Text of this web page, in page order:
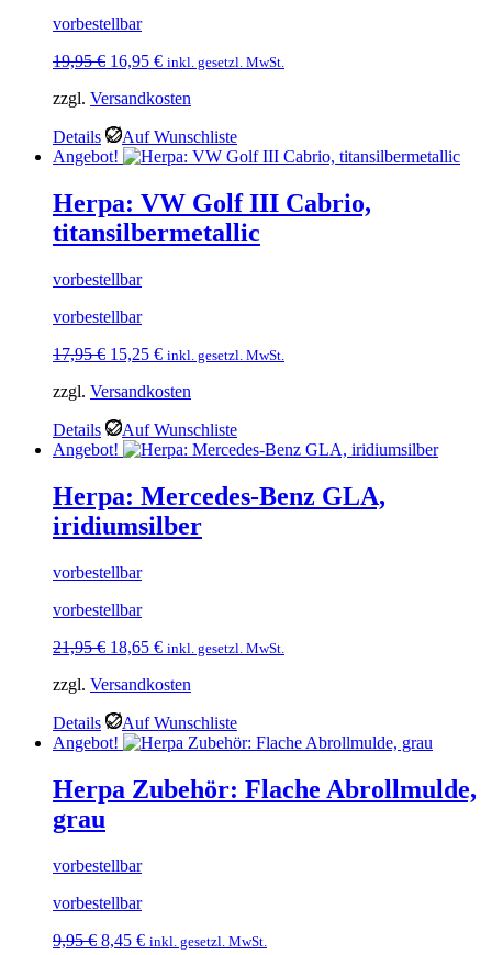
vorbestellbar
19,95€ Ursprünglicher
war:
16,95 €Aktueller
ist:
inkl. gesetzl. MwSt.
zzgl. Versandkosten
Details
Auf Wunschliste
Angebot!
Herpa: VW Golf III Cabrio,
titansilbermetallic
vorbestellbar
vorbestellbar
17,95€ Ursprünglicher
war:
15,25 €Aktueller
ist:
inkl. gesetzl. MwSt.
zzgl. Versandkosten
Details
Auf Wunschliste
Angebot!
Herpa: Mercedes-Benz GLA,
iridiumsilber
vorbestellbar
vorbestellbar
21,95€ Ursprünglicher
war:
18,65 €Aktueller
ist:
inkl. gesetzl. MwSt.
zzgl. Versandkosten
Details
Auf Wunschliste
Angebot!
Herpa Zubehör: Flache Abrollmulde,
grau
vorbestellbar
vorbestellbar
9,95€ Ursprünglicher
8,45 €Aktueller
inkl. gesetzl. MwSt.